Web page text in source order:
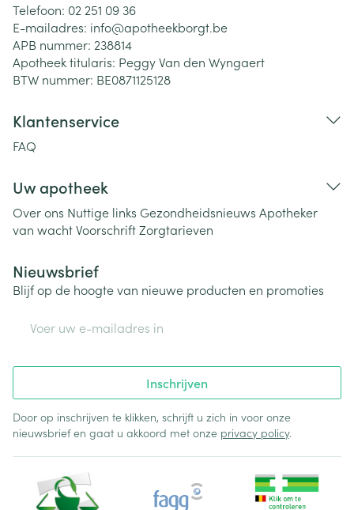
Telefoon: 02 251 09 36
E-mailadres: info@apotheekborgt.be
APB nummer: 238814
Apotheek titularis: Peggy Van den Wyngaert
BTW nummer: BE0871125128
Klantenservice
FAQ
Uw apotheek
Over ons Nuttige links Gezondheidsnieuws Apotheker
van wachtVoorschriftZorgtarieven
Nieuwsbrief
Blijf op de hoogte van nieuwe producten en promoties
Inschrijven
Door op inschrijven te klikken, schrijft u zich in voor onze
nieuwsbrief en gaat u akkoord met onze privacy policy.